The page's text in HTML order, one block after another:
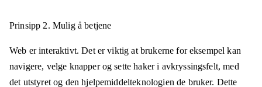
Prinsipp 2. Mulig å betjene
Web er interaktivt. Det er viktig at brukerne for eksempel kan
navigere, velge knapper og sette haker i avkryssingsfelt, med
det utstyret og den hjelpemiddelteknologien de bruker. Dette